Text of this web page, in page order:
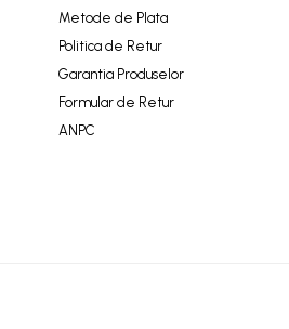
Metode de Plata
Politica de Retur
Garantia Produselor
Formular de Retur
ANPC